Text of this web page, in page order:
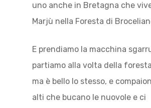
uno anche in Bretagna che
Marjù nella Foresta di
E prendiamo la macchina
partiamo alla volta della
ma è bello lo stesso, e
alti che bucano le nuovole e ci